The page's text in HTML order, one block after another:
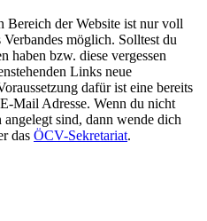
Bereich der Website ist nur voll
möglich. Solltest du
haben bzw. diese vergessen
Links neue
dafür ist eine bereits
Mail Adresse. Wenn du nicht
sind, dann wende dich
das ÖCV-Sekretariat.